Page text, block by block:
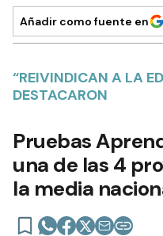
Añadir como fuente en
“REIVINDICAN A LA
DESTACARON
Pruebas
una de las 4
la media